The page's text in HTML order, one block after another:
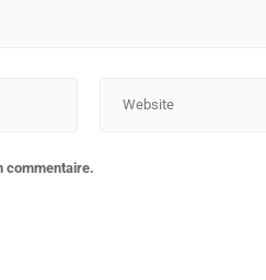
commentaire.